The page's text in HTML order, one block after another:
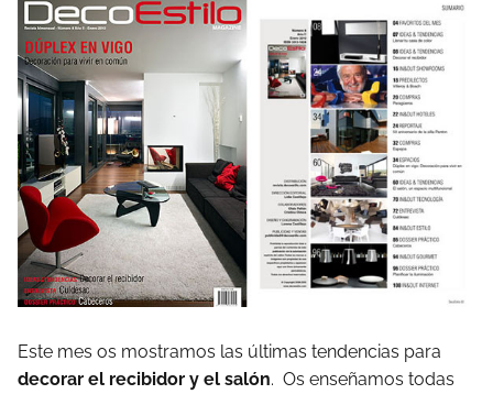
Este mes os mostramos las últimas tendencias para
decorar el recibidor y el salón. Os enseñamos todas